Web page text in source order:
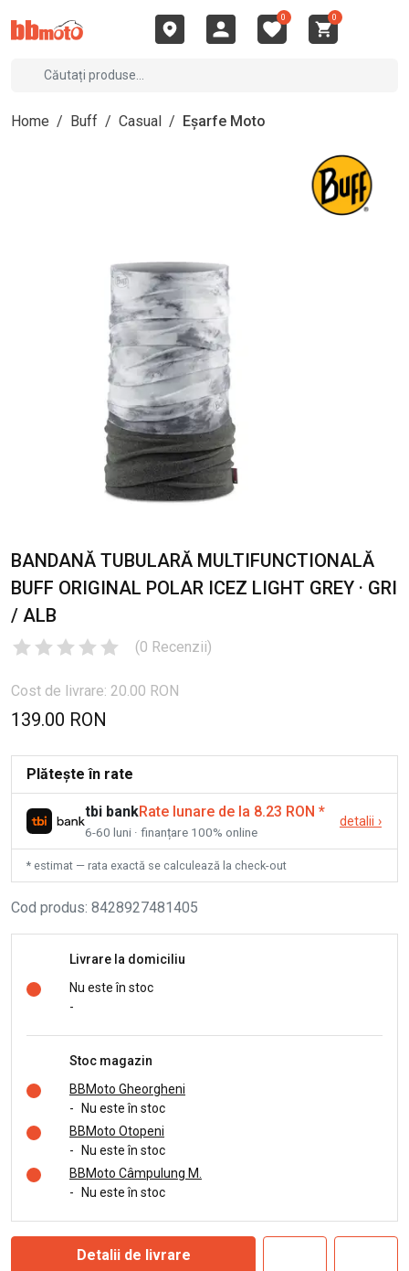
0 0
Home / Buff / Casual / Eșarfe Moto
BANDANĂ TUBULARĂ MULTIFUNCTIONALĂ
BUFF ORIGINAL POLAR ICEZ LIGHT GREY · GRI
/ ALB
(0 Recenzii)
Cost de livrare: 20.00 RON
139.00 RON
Plătește în rate
tbi bankRate lunare de la 8.23 RON *
6-60 luni · finanțare 100% online
detalii ›
* estimat — rata exactă se calculează la check-out
Cod produs: 8428927481405
Livrare la domiciliu
Nu este în stoc
-
Stoc magazin
BBMoto Gheorgheni
-
Nu este în stoc
BBMoto Otopeni
-
Nu este în stoc
BBMoto Câmpulung M.
-
Nu este în stoc
Detalii de livrare